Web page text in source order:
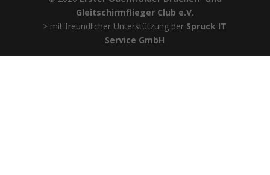
Gleitschirmflieger Club e.V.
> mit freundlicher Unterstützung der Spruck IT
Service GmbH